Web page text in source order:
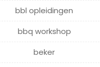
bbl opleidingen
bbq workshop
beker